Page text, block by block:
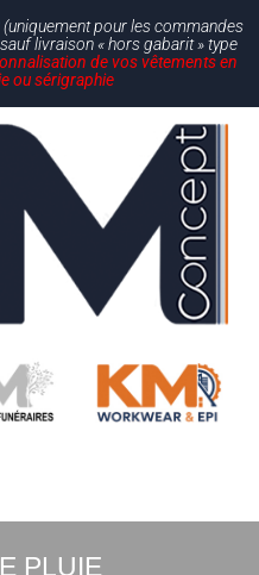
(uniquement pour les commandes
livraison « hors gabarit » type
de vos vêtements en
ou sérigraphie
PLUIE